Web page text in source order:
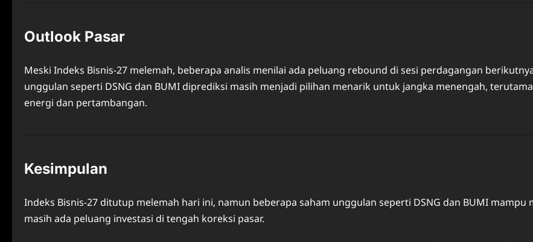
Outlook Pasar
Meski Indeks Bisnis-27 melemah, beberapa analis menilai ada peluang rebound di sesi perdagangan
unggulan seperti DSNG dan BUMI diprediksi masih menjadi pilihan menarik untuk jangka menengah,
energi dan pertambangan.
Kesimpulan
Indeks Bisnis-27 ditutup melemah hari ini, namun beberapa saham unggulan seperti DSNG dan BUMI
masih ada peluang investasi di tengah koreksi pasar.